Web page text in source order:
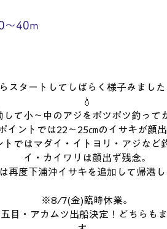
～40m
スタートしてしばらく様子みまし
💧
して小～中のアジをポツポツ釣って
イントでは22～25㎝のイサキが顔出
トではマダイ・イトヨリ・アジなど
イ・カイワリは顔出ず残念。
再度下浦沖イサキを追加して帰港し
※8/7(金)臨時休業。
目・アカムツ出船決定！どちらも